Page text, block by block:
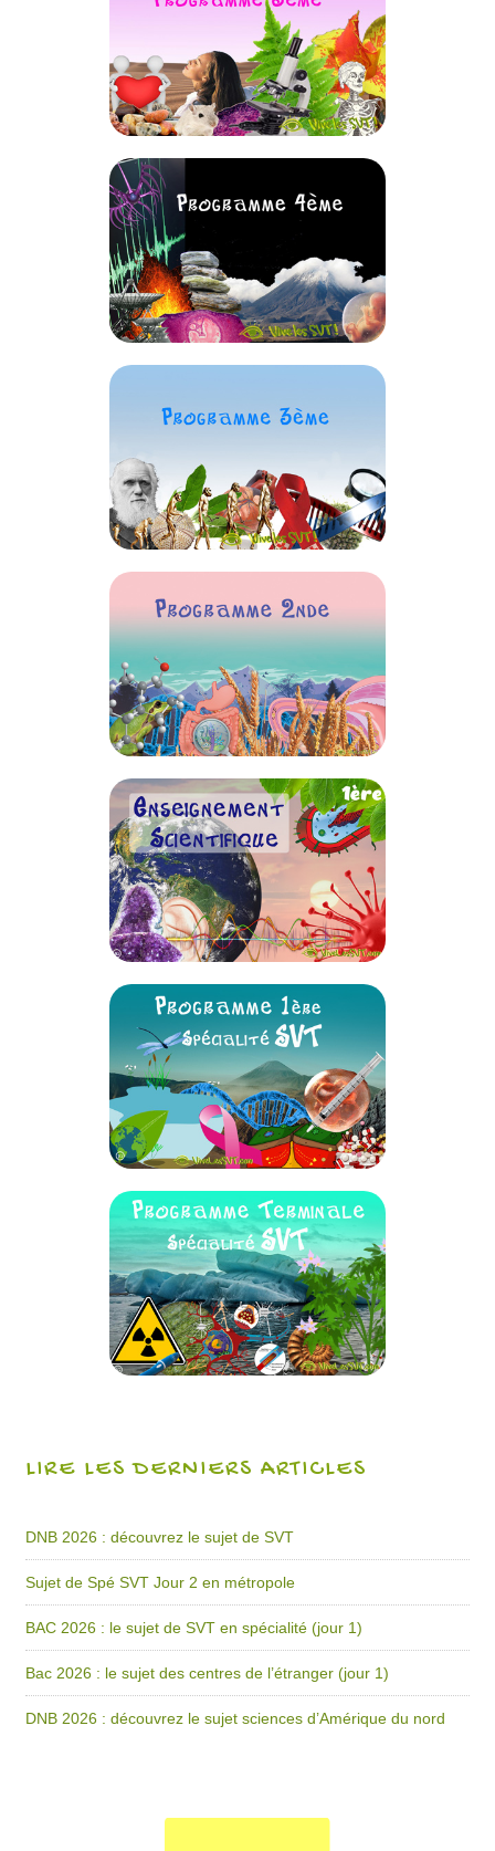
LIRE LES DERNIERS ARTICLES
DNB 2026 : découvrez le sujet de SVT
Sujet de Spé SVT Jour 2 en métropole
BAC 2026 : le sujet de SVT en spécialité (jour 1)
Bac 2026 : le sujet des centres de l’étranger (jour 1)
DNB 2026 : découvrez le sujet sciences d’Amérique du nord